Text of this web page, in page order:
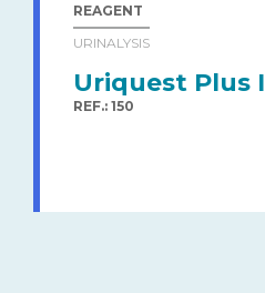
REAGENT
URINALYSIS
Uriquest Plus I
REF.: 150